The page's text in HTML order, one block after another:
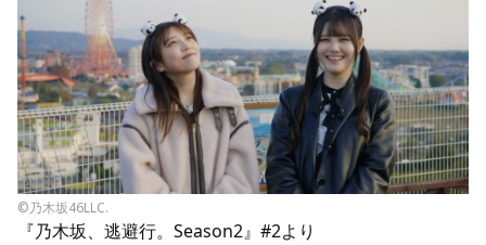
©乃木坂46LLC.
『乃木坂、逃避行。Season2』#2より